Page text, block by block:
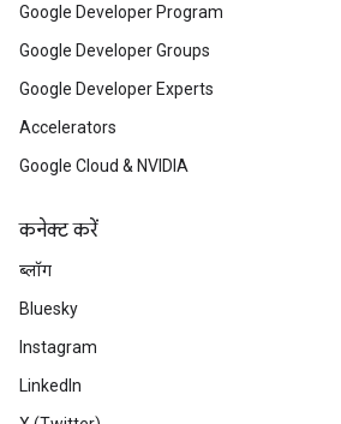
Google Developer Program
Google Developer Groups
Google Developer Experts
Accelerators
Google Cloud & NVIDIA
कनेक्ट करें
ब्लॉग
Bluesky
Instagram
LinkedIn